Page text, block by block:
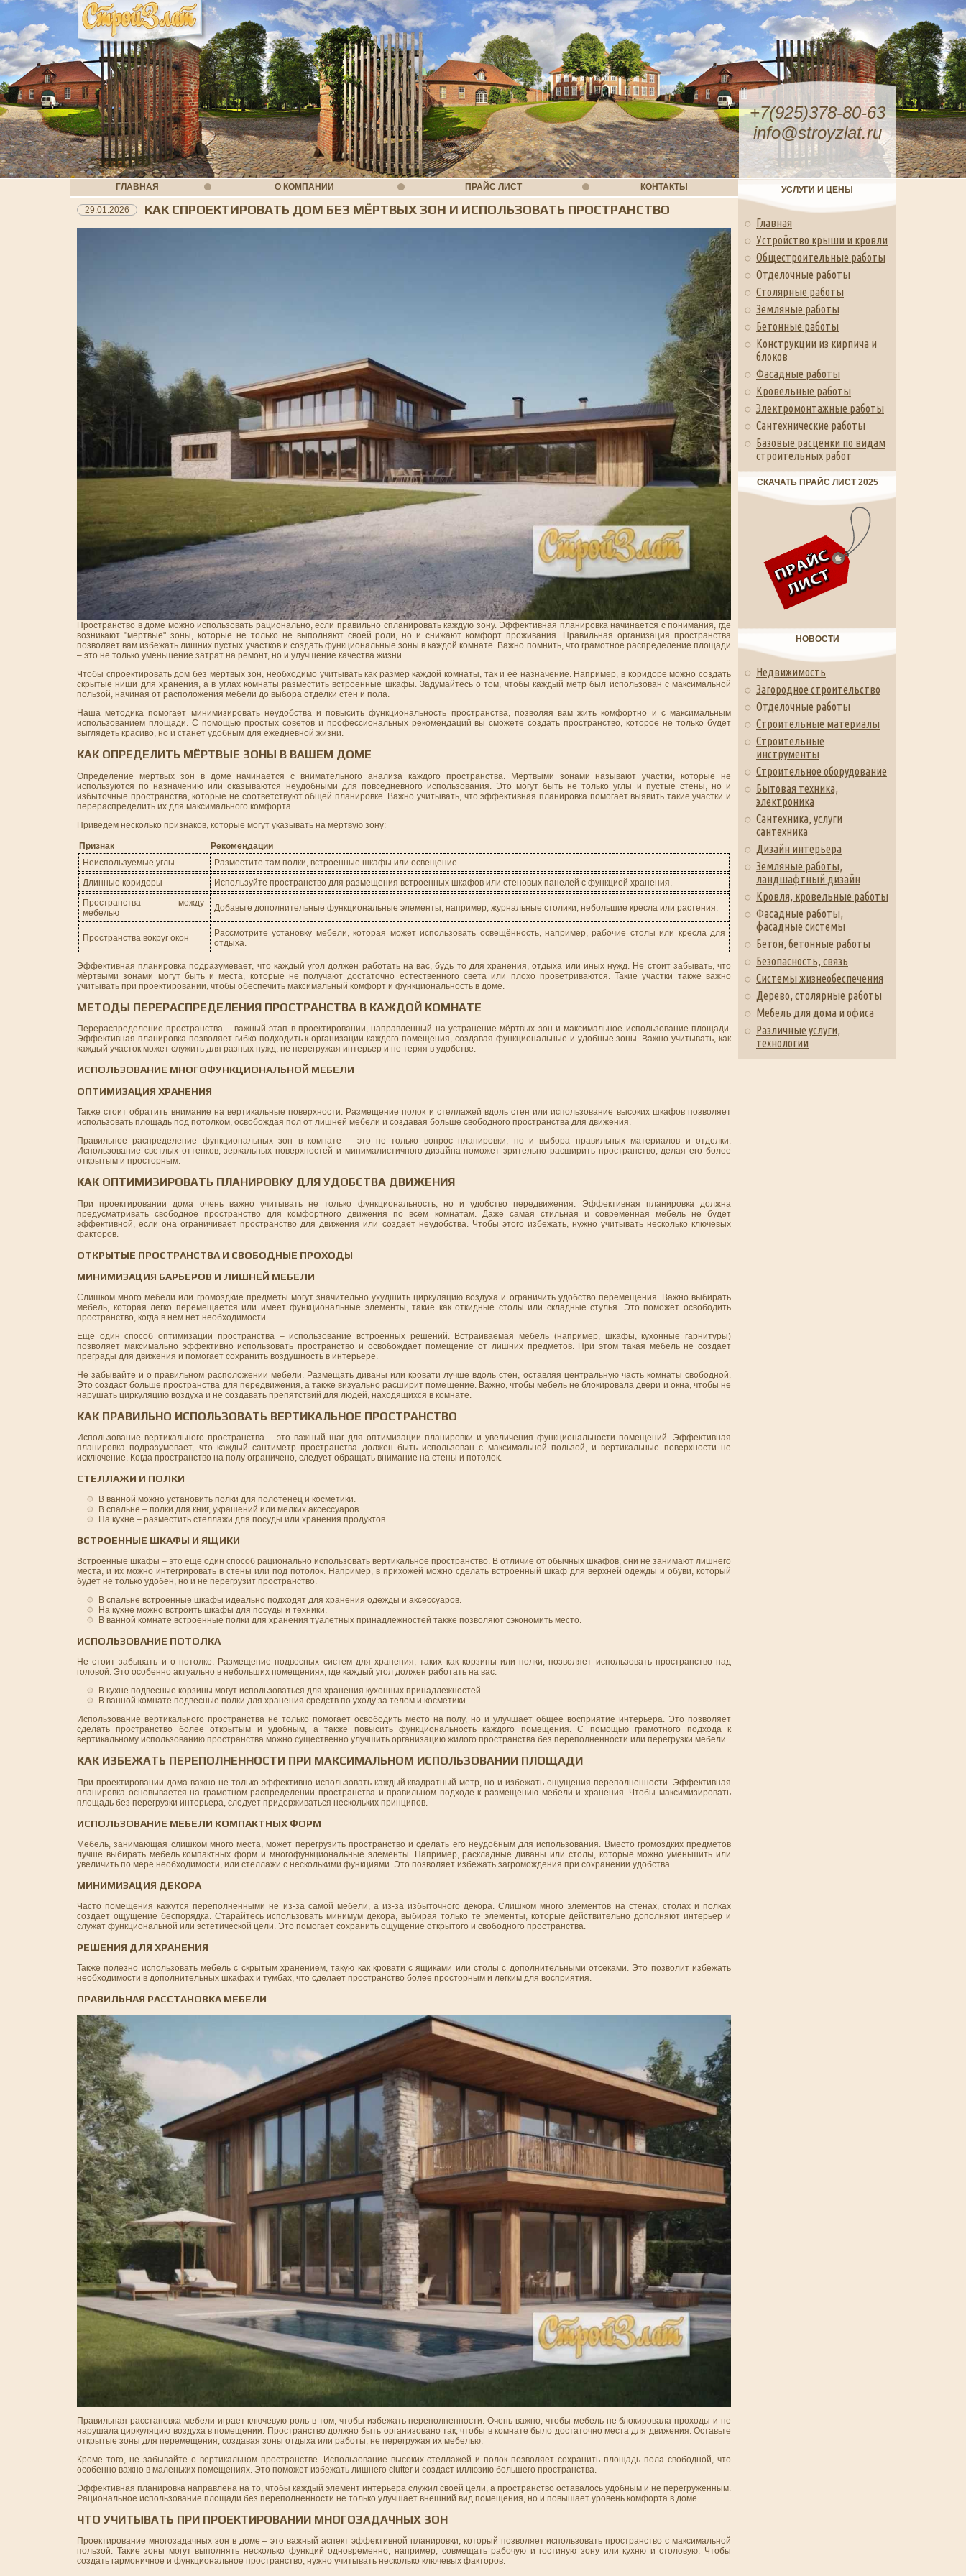
+7(925)378-80-63
info@stroyzlat.ru
ГЛАВНАЯ О КОМПАНИИ ПРАЙС ЛИСТ КОНТАКТЫ
29.01.2026 КАК СПРОЕКТИРОВАТЬ ДОМ БЕЗ МЁРТВЫХ ЗОН И ИСПОЛЬЗОВАТЬ ПРОСТРАНСТВО
Пространство в доме можно использовать рационально, если правильно спланировать каждую зону. Эффективная планировка начинается с понимания, где
возникают "мёртвые" зоны, которые не только не выполняют своей роли, но и снижают комфорт проживания. Правильная организация пространства
позволяет вам избежать лишних пустых участков и создать функциональные зоны в каждой комнате. Важно помнить, что грамотное распределение площади
– это не только уменьшение затрат на ремонт, но и улучшение качества жизни.
Чтобы спроектировать дом без мёртвых зон, необходимо учитывать как размер каждой комнаты, так и её назначение. Например, в коридоре можно создать
скрытые ниши для хранения, а в углах комнаты разместить встроенные шкафы. Задумайтесь о том, чтобы каждый метр был использован с максимальной
пользой, начиная от расположения мебели до выбора отделки стен и пола.
Наша методика помогает минимизировать неудобства и повысить функциональность пространства, позволяя вам жить комфортно и с максимальным
использованием площади. С помощью простых советов и профессиональных рекомендаций вы сможете создать пространство, которое не только будет
выглядеть красиво, но и станет удобным для ежедневной жизни.
КАК ОПРЕДЕЛИТЬ МЁРТВЫЕ ЗОНЫ В ВАШЕМ ДОМЕ
Определение мёртвых зон в доме начинается с внимательного анализа каждого пространства. Мёртвыми зонами называют участки, которые не
используются по назначению или оказываются неудобными для повседневного использования. Это могут быть не только углы и пустые стены, но и
избыточные пространства, которые не соответствуют общей планировке. Важно учитывать, что эффективная планировка помогает выявить такие участки и
перераспределить их для максимального комфорта.
Приведем несколько признаков, которые могут указывать на мёртвую зону:
Признак
Рекомендации
Неиспользуемые углы
Разместите там полки, встроенные шкафы или освещение.
Длинные коридоры
Используйте пространство для размещения встроенных шкафов или стеновых панелей с функцией хранения.
Пространства между
мебелью
Добавьте дополнительные функциональные элементы, например, журнальные столики, небольшие кресла или растения.
Пространства вокруг окон
Рассмотрите установку мебели, которая может использовать освещённость, например, рабочие столы или кресла для
отдыха.
Эффективная планировка подразумевает, что каждый угол должен работать на вас, будь то для хранения, отдыха или иных нужд. Не стоит забывать, что
мёртвыми зонами могут быть и места, которые не получают достаточно естественного света или плохо проветриваются. Такие участки также важно
учитывать при проектировании, чтобы обеспечить максимальный комфорт и функциональность в доме.
МЕТОДЫ ПЕРЕРАСПРЕДЕЛЕНИЯ ПРОСТРАНСТВА В КАЖДОЙ КОМНАТЕ
Перераспределение пространства – важный этап в проектировании, направленный на устранение мёртвых зон и максимальное использование площади.
Эффективная планировка позволяет гибко подходить к организации каждого помещения, создавая функциональные и удобные зоны. Важно учитывать, как
каждый участок может служить для разных нужд, не перегружая интерьер и не теряя в удобстве.
ИСПОЛЬЗОВАНИЕ МНОГОФУНКЦИОНАЛЬНОЙ МЕБЕЛИ
ОПТИМИЗАЦИЯ ХРАНЕНИЯ
Также стоит обратить внимание на вертикальные поверхности. Размещение полок и стеллажей вдоль стен или использование высоких шкафов позволяет
использовать площадь под потолком, освобождая пол от лишней мебели и создавая больше свободного пространства для движения.
Правильное распределение функциональных зон в комнате – это не только вопрос планировки, но и выбора правильных материалов и отделки.
Использование светлых оттенков, зеркальных поверхностей и минималистичного дизайна поможет зрительно расширить пространство, делая его более
открытым и просторным.
КАК ОПТИМИЗИРОВАТЬ ПЛАНИРОВКУ ДЛЯ УДОБСТВА ДВИЖЕНИЯ
При проектировании дома очень важно учитывать не только функциональность, но и удобство передвижения. Эффективная планировка должна
предусматривать свободное пространство для комфортного движения по всем комнатам. Даже самая стильная и современная мебель не будет
эффективной, если она ограничивает пространство для движения или создает неудобства. Чтобы этого избежать, нужно учитывать несколько ключевых
факторов.
ОТКРЫТЫЕ ПРОСТРАНСТВА И СВОБОДНЫЕ ПРОХОДЫ
МИНИМИЗАЦИЯ БАРЬЕРОВ И ЛИШНЕЙ МЕБЕЛИ
Слишком много мебели или громоздкие предметы могут значительно ухудшить циркуляцию воздуха и ограничить удобство перемещения. Важно выбирать
мебель, которая легко перемещается или имеет функциональные элементы, такие как откидные столы или складные стулья. Это поможет освободить
пространство, когда в нем нет необходимости.
Еще один способ оптимизации пространства – использование встроенных решений. Встраиваемая мебель (например, шкафы, кухонные гарнитуры)
позволяет максимально эффективно использовать пространство и освобождает помещение от лишних предметов. При этом такая мебель не создает
преграды для движения и помогает сохранить воздушность в интерьере.
Не забывайте и о правильном расположении мебели. Размещать диваны или кровати лучше вдоль стен, оставляя центральную часть комнаты свободной.
Это создаст больше пространства для передвижения, а также визуально расширит помещение. Важно, чтобы мебель не блокировала двери и окна, чтобы не
нарушать циркуляцию воздуха и не создавать препятствий для людей, находящихся в комнате.
КАК ПРАВИЛЬНО ИСПОЛЬЗОВАТЬ ВЕРТИКАЛЬНОЕ ПРОСТРАНСТВО
Использование вертикального пространства – это важный шаг для оптимизации планировки и увеличения функциональности помещений. Эффективная
планировка подразумевает, что каждый сантиметр пространства должен быть использован с максимальной пользой, и вертикальные поверхности не
исключение. Когда пространство на полу ограничено, следует обращать внимание на стены и потолок.
СТЕЛЛАЖИ И ПОЛКИ
В ванной можно установить полки для полотенец и косметики.
В спальне – полки для книг, украшений или мелких аксессуаров.
На кухне – разместить стеллажи для посуды или хранения продуктов.
ВСТРОЕННЫЕ ШКАФЫ И ЯЩИКИ
Встроенные шкафы – это еще один способ рационально использовать вертикальное пространство. В отличие от обычных шкафов, они не занимают лишнего
места, и их можно интегрировать в стены или под потолок. Например, в прихожей можно сделать встроенный шкаф для верхней одежды и обуви, который
будет не только удобен, но и не перегрузит пространство.
В спальне встроенные шкафы идеально подходят для хранения одежды и аксессуаров.
На кухне можно встроить шкафы для посуды и техники.
В ванной комнате встроенные полки для хранения туалетных принадлежностей также позволяют сэкономить место.
ИСПОЛЬЗОВАНИЕ ПОТОЛКА
Не стоит забывать и о потолке. Размещение подвесных систем для хранения, таких как корзины или полки, позволяет использовать пространство над
головой. Это особенно актуально в небольших помещениях, где каждый угол должен работать на вас.
В кухне подвесные корзины могут использоваться для хранения кухонных принадлежностей.
В ванной комнате подвесные полки для хранения средств по уходу за телом и косметики.
Использование вертикального пространства не только помогает освободить место на полу, но и улучшает общее восприятие интерьера. Это позволяет
сделать пространство более открытым и удобным, а также повысить функциональность каждого помещения. С помощью грамотного подхода к
вертикальному использованию пространства можно существенно улучшить организацию жилого пространства без переполненности или перегрузки мебели.
КАК ИЗБЕЖАТЬ ПЕРЕПОЛНЕННОСТИ ПРИ МАКСИМАЛЬНОМ ИСПОЛЬЗОВАНИИ ПЛОЩАДИ
При проектировании дома важно не только эффективно использовать каждый квадратный метр, но и избежать ощущения переполненности. Эффективная
планировка основывается на грамотном распределении пространства и правильном подходе к размещению мебели и хранения. Чтобы максимизировать
площадь без перегрузки интерьера, следует придерживаться нескольких принципов.
ИСПОЛЬЗОВАНИЕ МЕБЕЛИ КОМПАКТНЫХ ФОРМ
Мебель, занимающая слишком много места, может перегрузить пространство и сделать его неудобным для использования. Вместо громоздких предметов
лучше выбирать мебель компактных форм и многофункциональные элементы. Например, раскладные диваны или столы, которые можно уменьшить или
увеличить по мере необходимости, или стеллажи с несколькими функциями. Это позволяет избежать загромождения при сохранении удобства.
МИНИМИЗАЦИЯ ДЕКОРА
Часто помещения кажутся переполненными не из-за самой мебели, а из-за избыточного декора. Слишком много элементов на стенах, столах и полках
создает ощущение беспорядка. Старайтесь использовать минимум декора, выбирая только те элементы, которые действительно дополняют интерьер и
служат функциональной или эстетической цели. Это помогает сохранить ощущение открытого и свободного пространства.
РЕШЕНИЯ ДЛЯ ХРАНЕНИЯ
Также полезно использовать мебель с скрытым хранением, такую как кровати с ящиками или столы с дополнительными отсеками. Это позволит избежать
необходимости в дополнительных шкафах и тумбах, что сделает пространство более просторным и легким для восприятия.
ПРАВИЛЬНАЯ РАССТАНОВКА МЕБЕЛИ
Правильная расстановка мебели играет ключевую роль в том, чтобы избежать переполненности. Очень важно, чтобы мебель не блокировала проходы и не
нарушала циркуляцию воздуха в помещении. Пространство должно быть организовано так, чтобы в комнате было достаточно места для движения. Оставьте
открытые зоны для перемещения, создавая зоны отдыха или работы, не перегружая их мебелью.
Кроме того, не забывайте о вертикальном пространстве. Использование высоких стеллажей и полок позволяет сохранить площадь пола свободной, что
особенно важно в маленьких помещениях. Это поможет избежать лишнего clutter и создаст иллюзию большего пространства.
Эффективная планировка направлена на то, чтобы каждый элемент интерьера служил своей цели, а пространство оставалось удобным и не перегруженным.
Рациональное использование площади без переполненности не только улучшает внешний вид помещения, но и повышает уровень комфорта в доме.
ЧТО УЧИТЫВАТЬ ПРИ ПРОЕКТИРОВАНИИ МНОГОЗАДАЧНЫХ ЗОН
Проектирование многозадачных зон в доме – это важный аспект эффективной планировки, который позволяет использовать пространство с максимальной
пользой. Такие зоны могут выполнять несколько функций одновременно, например, совмещать рабочую и гостиную зону или кухню и столовую. Чтобы
создать гармоничное и функциональное пространство, нужно учитывать несколько ключевых факторов.
УСЛУГИ И ЦЕНЫ
Главная
Устройство крыши и кровли
Общестроительные работы
Отделочные работы
Столярные работы
Земляные работы
Бетонные работы
Конструкции из кирпича и
блоков
Фасадные работы
Кровельные работы
Электромонтажные работы
Сантехнические работы
Базовые расценки по видам
строительных работ
СКАЧАТЬ ПРАЙС ЛИСТ 2025
НОВОСТИ
Недвижимость
Загородное строительство
Отделочные работы
Строительные материалы
Строительные
инструменты
Строительное оборудование
Бытовая техника,
электроника
Сантехника, услуги
сантехника
Дизайн интерьера
Земляные работы,
ландшафтный дизайн
Кровля, кровельные работы
Фасадные работы,
фасадные системы
Бетон, бетонные работы
Безопасность, связь
Системы жизнеобеспечения
Дерево, столярные работы
Мебель для дома и офиса
Различные услуги,
технологии